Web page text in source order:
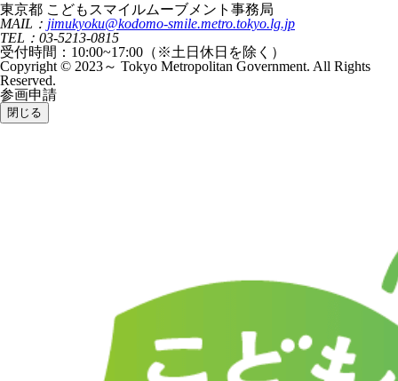
東京都 こどもスマイルムーブメント事務局
MAIL： jimukyoku@kodomo-smile.metro.tokyo.lg.jp
TEL：03-5213-0815
受付時間：10:00~17:00（※土日休日を除く）
Copyright © 2023～ Tokyo Metropolitan Government. All Rights
Reserved.
参画申請
閉じる